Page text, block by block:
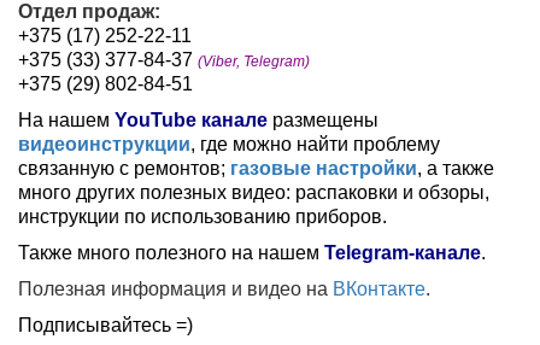
Отдел продаж:
+375 (17) 252-22-11
+375 (33) 377-84-37 (Viber, Telegram)
+375 (29) 802-84-51
На нашем YouTube канале размещены
видеоинструкции, где можно найти проблему
связанную с ремонтов; газовые настройки, а также
много других полезных видео: распаковки и обзоры,
инструкции по использованию приборов.
Также много полезного на нашем Telegram-канале.
Полезная информация и видео на ВКонтакте.
Подписывайтесь =)